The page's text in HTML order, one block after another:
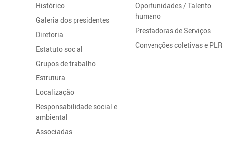
Histórico
Galeria dos presidentes
Diretoria
Estatuto social
Grupos de trabalho
Estrutura
Localização
Responsabilidade social e
ambiental
Associadas
Oportunidades / Talento
humano
Prestadoras de Serviços
Convenções coletivas e PLR